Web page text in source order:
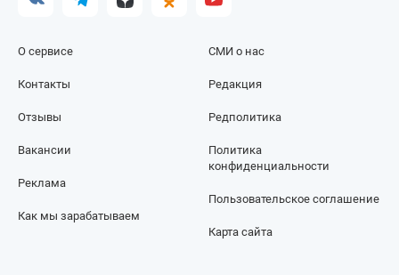
О сервисе
Контакты
Отзывы
СМИ о нас
Редакция
Редполитика
Вакансии
Реклама
Как мы зарабатываем
Политика
конфиденциальности
Пользовательское соглашение
Карта сайта